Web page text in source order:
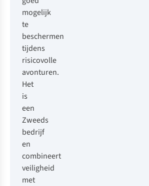
mogelijk
te
beschermen
tijdens
risicovolle
avonturen.
Het
is
een
Zweeds
bedrijf
en
combineert
veiligheid
met